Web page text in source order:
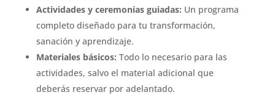
Actividades y ceremonias guiadas: Un programa
completo diseñado para tu transformación,
sanación y aprendizaje.
Materiales básicos: Todo lo necesario para las
actividades, salvo el material adicional que
deberás reservar por adelantado.